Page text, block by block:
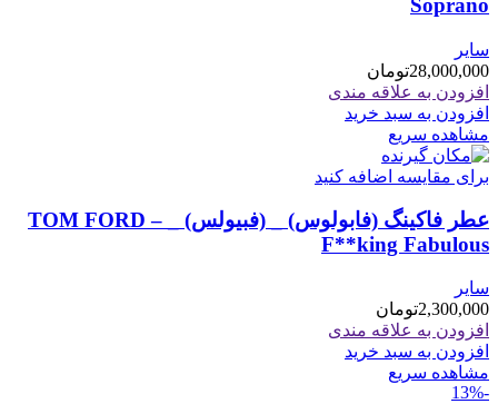
Soprano
سایر
28,000,000تومان
افزودن به علاقه مندی
افزودن به سبد خرید
مشاهده سریع
برای مقایسه اضافه کنید
عطر فاکینگ (فابولوس) _ (فبیولس) _ TOM FORD –
F**king Fabulous
سایر
2,300,000تومان
افزودن به علاقه مندی
افزودن به سبد خرید
مشاهده سریع
-13%